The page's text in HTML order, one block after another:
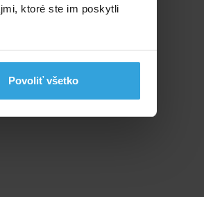
ktoré ste im poskytli
Povoliť všetko